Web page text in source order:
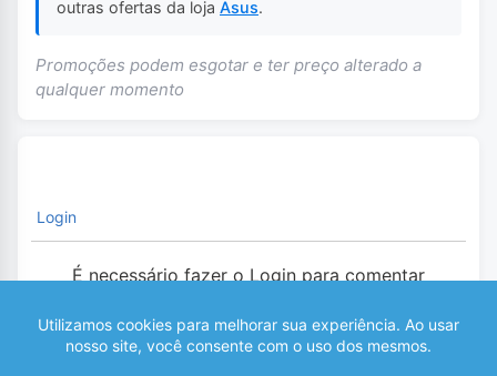
outras ofertas da loja Asus.
Promoções podem esgotar e ter preço alterado a
qualquer momento
Login
É necessário fazer o Login para comentar
0 COMENTÁRIOS